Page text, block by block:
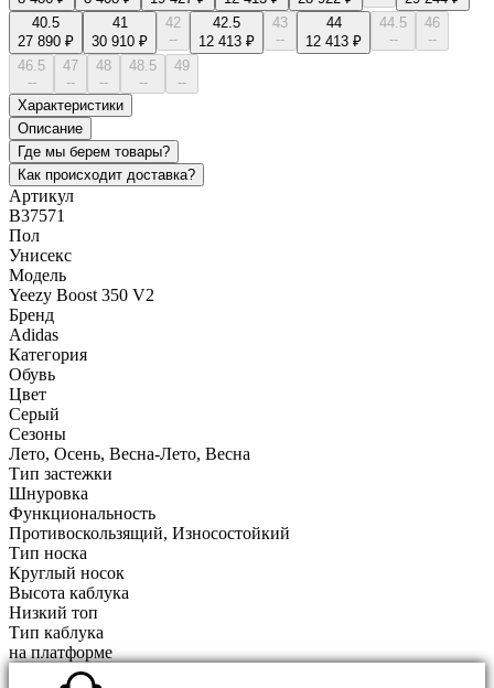
40.5
27 890 ₽
41
30 910 ₽
42
--
42.5
12 413 ₽
43
--
44
12 413 ₽
44.5
--
46
--
46.5
--
47
--
48
--
48.5
--
49
--
Характеристики
Описание
Где мы берем товары?
Как происходит доставка?
Артикул
B37571
Пол
Унисекс
Модель
Yeezy Boost 350 V2
Бренд
Adidas
Категория
Обувь
Цвет
Серый
Сезоны
Лето, Осень, Весна-Лето, Весна
Тип застежки
Шнуровка
Функциональность
Противоскользящий, Износостойкий
Тип носка
Круглый носок
Высота каблука
Низкий топ
Тип каблука
на платформе